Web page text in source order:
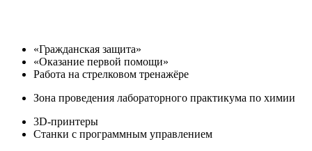
«Гражданская защита»
«Оказание первой помощи»
Работа на стрелковом тренажёре
Зона проведения лабораторного практикума по химии
3D-принтеры
Станки с программным управлением